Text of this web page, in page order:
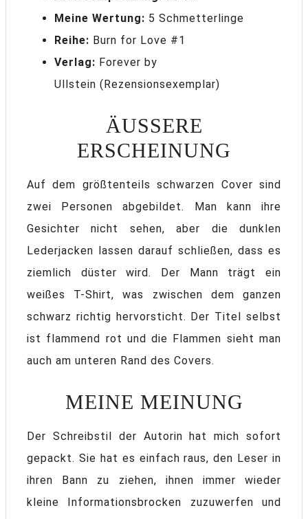
Meine Wertung: 5 Schmetterlinge
Reihe: Burn for Love #1
Verlag: Forever by
Ullstein (Rezensionsexemplar)
ÄUSSERE E
RSCHEINUNG
Auf dem größtenteils schwarzen Cover sind
zwei Personen abgebildet. Man kann ihre
Gesichter nicht sehen, aber die dunklen
Lederjacken lassen darauf schließen, dass es
ziemlich düster wird. Der Mann trägt ein
weißes T-Shirt, was zwischen dem ganzen
schwarz richtig hervorsticht. Der Titel selbst
ist flammend rot und die Flammen sieht man
auch am unteren Rand des Covers.
MEINE MEINUNG
Der Schreibstil der Autorin hat mich sofort
gepackt. Sie hat es einfach raus, den Leser in
ihren Bann zu ziehen, ihnen immer wieder
kleine Informationsbrocken zuzuwerfen und